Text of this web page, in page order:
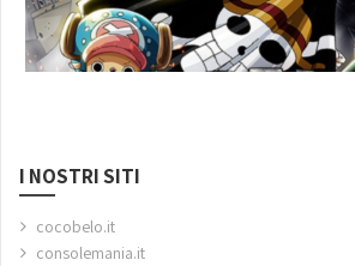
I NOSTRI SITI
cocobelo.it
consolemania.it